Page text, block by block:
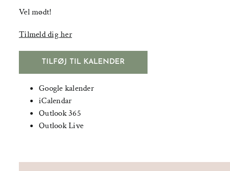
Vel mødt!
Tilmeld dig her
TILFØJ TIL KALENDER
Google kalender
iCalendar
Outlook 365
Outlook Live